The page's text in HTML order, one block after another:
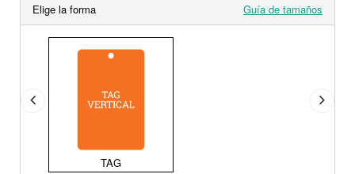
Elige la forma Guía de tamaños
TAG